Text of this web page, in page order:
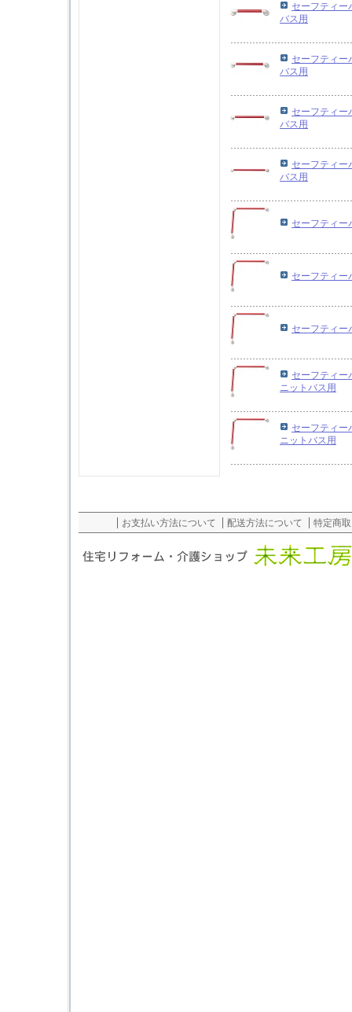
セーフティ
バス用
セーフティ
バス用
セーフティ
バス用
セーフティ
バス用
セーフティ
セーフティ
セーフティ
セーフティ
ニットバス用
セーフティ
ニットバス用
お支払い方法について 配送方法について 特定商